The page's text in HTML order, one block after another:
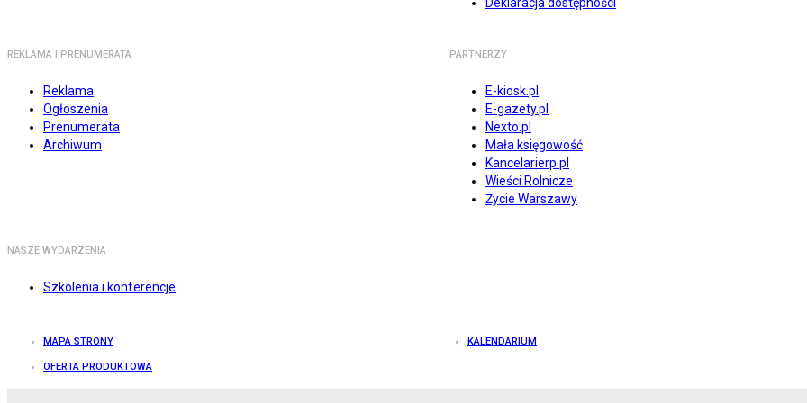
REKLAMA I PRENUMERATA
Reklama
Ogłoszenia
Prenumerata
Archiwum
PARTNERZY
E-kiosk.pl
E-gazety.pl
Nexto.pl
Mała księgowość
Kancelarierp.pl
Wieści Rolnicze
Życie Warszawy
NASZE WYDARZENIA
Szkolenia i konferencje
MAPA STRONY KALENDARIUM
OFERTA PRODUKTOWA